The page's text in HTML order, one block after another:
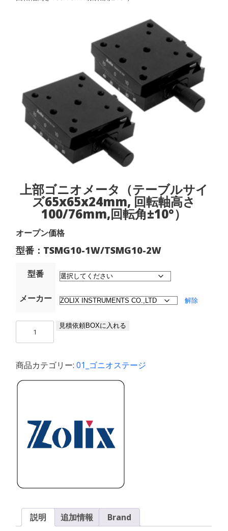
上部ゴニオメータ（テーブルサイ
ズ65x65x24mm, 回転軸高さ
100/76mm,回転角±10°）
オープン価格
型番：TSMG10-1W/TSMG10-2W
型番
メーカー 解除
上
ニ
オ
メ
（テ
ズ
回
転
見積依頼BOXに入れる
商品カテゴリー:01_ゴニオステージ
説明 追加情報 Brand